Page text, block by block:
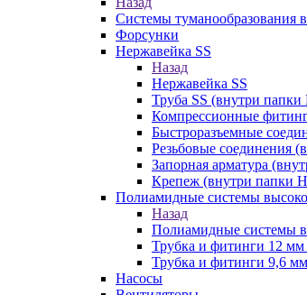
Системы туманообразования
Форсунки
Нержавейка SS
Назад
Нержавейка SS
Труба SS (внутри
Компрессионные
Быстроразъемные
Резьбовые соединения
Запорная арматура
Крепеж (внутри папки
Полиамидные системы
Назад
Полиамидные системы
Трубка и фитинги 12
Трубка и фитинги 9,6
Насосы